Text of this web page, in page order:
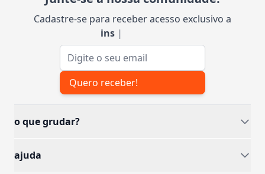
Cadastre-se para receber acesso exclusivo a
inspi
Endereço de e-mail
Quero receber!
o que grudar?
ajuda